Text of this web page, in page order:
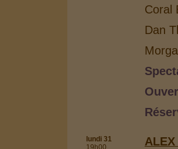
Coral
Dan
lundi 31
19h00